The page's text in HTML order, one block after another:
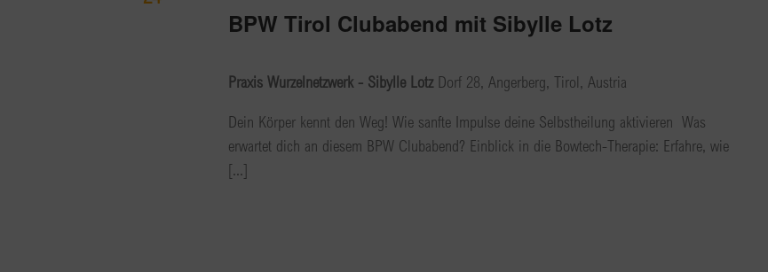
BPW Tirol Clubabend mit Sibylle Lotz
Praxis Wurzelnetzwerk - Sibylle Lotz Dorf 28, Angerberg, Tirol, Austria
Dein Körper kennt den Weg! Wie sanfte Impulse deine Selbstheilung aktivieren Was
erwartet dich an diesem BPW Clubabend? Einblick in die Bowtech-Therapie: Erfahre, wie
[...]